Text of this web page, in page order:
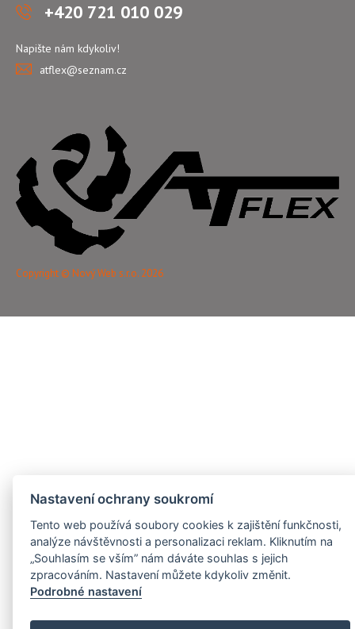
+420 721 010 029
Napište nám kdykoliv!
atflex@seznam.cz
Copyright © Nový Web s.r.o. 2026
Nastavení ochrany soukromí
Tento web používá soubory cookies k zajištění funkčnosti,
analýze návštěvnosti a personalizaci reklam. Kliknutím na
„Souhlasím se vším” nám dáváte souhlas s jejich
zpracováním. Nastavení můžete kdykoliv změnit.
Podrobné nastavení